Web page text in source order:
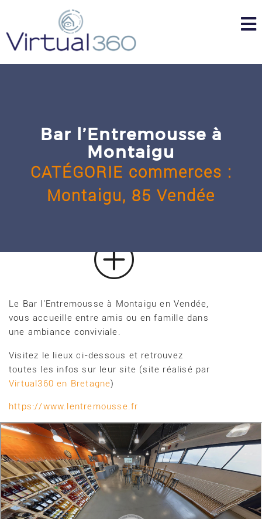
content
Bar l’Entremousse à
Montaigu
CATÉGORIE commerces :
Montaigu, 85 Vendée
u
Le Bar l'Entremousse à Montaigu en Vendée,
vous accueille entre amis ou en famille dans
une ambiance conviviale.
Visitez le lieux ci-dessous et retrouvez
toutes les infos sur leur site (site réalisé par
Virtual360 en Bretagne)
https://www.lentremousse.fr